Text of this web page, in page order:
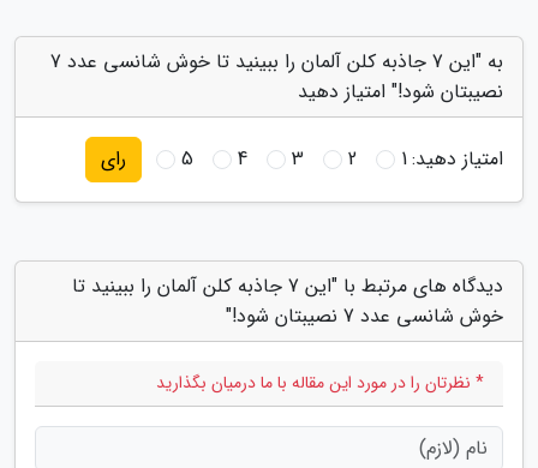
به "این 7 جاذبه کلن آلمان را ببینید تا خوش شانسی عدد 7
نصیبتان شود!" امتیاز دهید
امتیاز دهید:1
2
3
4
5 رای
دیدگاه های مرتبط با "این 7 جاذبه کلن آلمان را ببینید تا
خوش شانسی عدد 7 نصیبتان شود!"
* نظرتان را در مورد این مقاله با ما درمیان بگذارید